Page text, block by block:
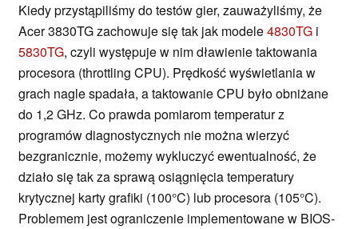
Kiedy przystąpiliśmy do testów gier, zauważyliśmy, że
Acer 3830TG zachowuje się tak jak modele4830TG i
5830TG, czyli występuje w nim dławienie taktowania
procesora (throttling CPU). Prędkość wyświetlania w
grach nagle spadała, a taktowanie CPU było obniżane
do 1,2 GHz. Co prawda pomiarom temperatur z
programów diagnostycznych nie można wierzyć
bezgranicznie, możemy wykluczyć ewentualność, że
działo się tak za sprawą osiągnięcia temperatury
krytycznej karty grafiki (100°C) lub procesora (105°C).
Problemem jest ograniczenie implementowane w BIOS-